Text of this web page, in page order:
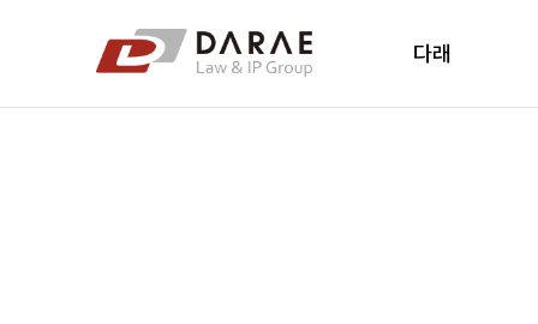
메인 메뉴 바로가기
다래